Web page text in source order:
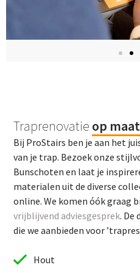
Traprenovatie op
Bij ProStairs ben je aan het
van je trap. Bezoek onze
Bunschoten en laat je
materialen uit de diverse
online. We komen óók graag
vrijblijvend adviesgesprek. De
die we aanbieden voor
Hout